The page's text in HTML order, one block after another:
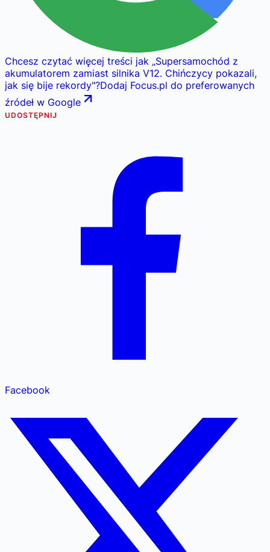
Chcesz czytać więcej treści jak „Supersamochód z
akumulatorem zamiast silnika V12. Chińczycy pokazali,
jak się bije rekordy"?Dodaj Focus.pl do preferowanych
źródeł w Google
UDOSTĘPNIJ
Facebook